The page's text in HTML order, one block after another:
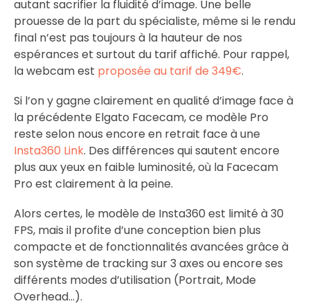
autant sacrifier la fluidité d’image. Une belle
prouesse de la part du spécialiste, même si le rendu
final n’est pas toujours à la hauteur de nos
espérances et surtout du tarif affiché. Pour rappel,
la webcam est proposée au tarif de 349€.
Si l’on y gagne clairement en qualité d’image face à
la précédente Elgato Facecam, ce modèle Pro
reste selon nous encore en retrait face à une
Insta360 Link. Des différences qui sautent encore
plus aux yeux en faible luminosité, où la Facecam
Pro est clairement à la peine.
Alors certes, le modèle de Insta360 est limité à 30
FPS, mais il profite d’une conception bien plus
compacte et de fonctionnalités avancées grâce à
son système de tracking sur 3 axes ou encore ses
différents modes d’utilisation (Portrait, Mode
Overhead…).